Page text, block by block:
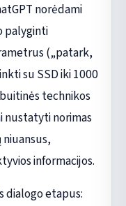
norėdami
palyginti
(„patark,
su SSD iki 1000
technikos
nustatyti norimas
informacijos.
dialogo etapus: